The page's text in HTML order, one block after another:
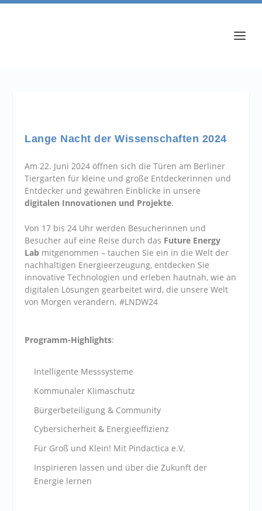
Lange Nacht der Wissenschaften 2024
Am 22. Juni 2024 öffnen sich die Türen am Berliner
Tiergarten für kleine und große Entdeckerinnen und
Entdecker und gewähren Einblicke in unsere
digitalen Innovationen und Projekte.
Von 17 bis 24 Uhr werden Besucherinnen und
Besucher auf eine Reise durch das Future Energy
Lab mitgenommen – tauchen Sie ein in die Welt der
nachhaltigen Energieerzeugung, entdecken Sie
innovative Technologien und erleben hautnah, wie an
digitalen Lösungen gearbeitet wird, die unsere Welt
von Morgen verändern. #LNDW24
Programm-Highlights:
Intelligente Messsysteme
Kommunaler Klimaschutz
Bürgerbeteiligung & Community
Cybersicherheit & Energieeffizienz
Für Groß und Klein! Mit Pindactica e.V.
Inspirieren lassen und über die Zukunft der
Energie lernen